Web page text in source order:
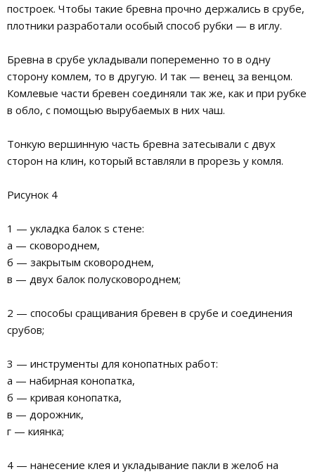
построек. Чтобы такие бревна прочно держались в срубе,
плотники разработали особый способ рубки — в иглу.
Бревна в срубе укладывали попеременно то в одну
сторону комлем, то в другую. И так — венец за венцом.
Комлевые части бревен соединяли так же, как и при рубке
в обло, с помощью вырубаемых в них чаш.
Тонкую вершинную часть бревна затесывали с двух
сторон на клин, который вставляли в прорезь у комля.
Рисунок 4
1 — укладка балок s стене:
а — сковороднем,
б — закрытым сковороднем,
в — двух балок полусковороднем;
2 — способы сращивания бревен в срубе и соединения
срубов;
3 — инструменты для конопатных работ:
а — набирная конопатка,
б — кривая конопатка,
в — дорожник,
г — киянка;
4 — нанесение клея и укладывание пакли в желоб на